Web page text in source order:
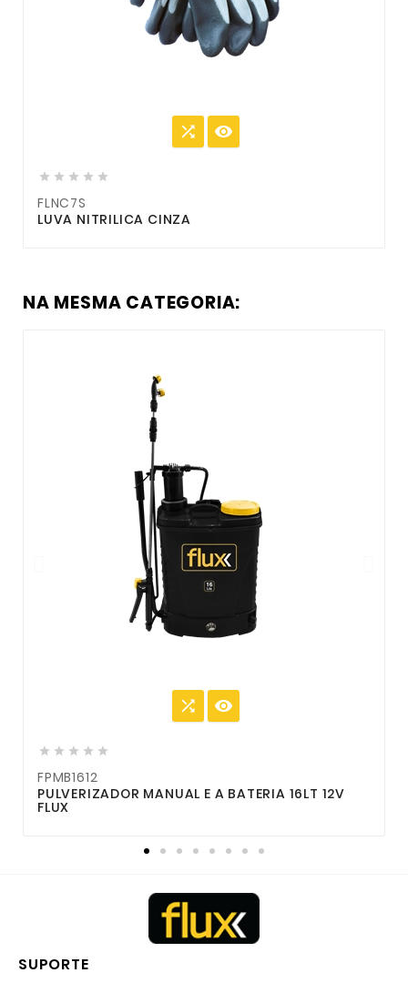
 
    
FLNC7S
LUVA NITRILICA CINZA
NA MESMA CATEGORIA:
 
    
FPMB1612
PULVERIZADOR MANUAL E A BATERIA 16LT 12V
FLUX
SUPORTE